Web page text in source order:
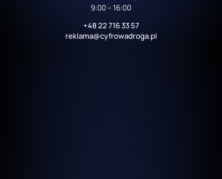
9:00 – 16:00
+48 22 716 33 57
reklama@cyfrowadroga.pl